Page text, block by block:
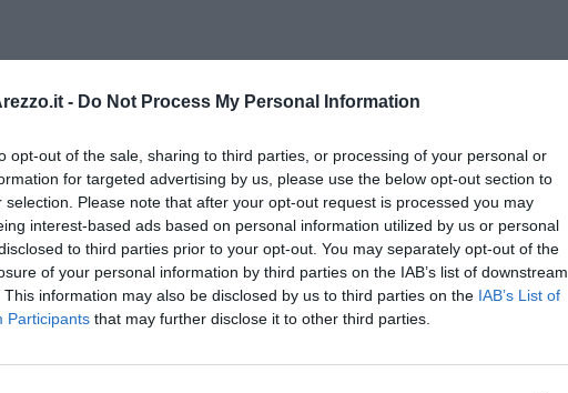
- Do Not Process My Personal Information
opt-out of the sale, sharing to third parties, or processing of your personal or
for targeted advertising by us, please use the below opt-out section to
selection. Please note that after your opt-out request is processed you may
interest-based ads based on personal information utilized by us or personal
to third parties prior to your opt-out. You may separately opt-out of the
of your personal information by third parties on the IAB’s list of downstream
This information may also be disclosed by us to third parties on the IAB’s List of
Participants that may further disclose it to other third parties.
Micheli
per tutti